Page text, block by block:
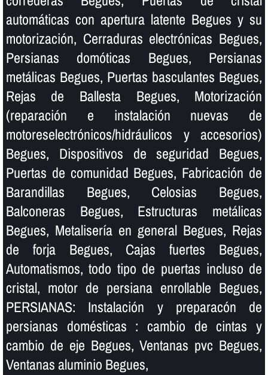
automáticas con apertura latente Begues y su
motorización, Cerraduras electrónicas Begues,
Persianas domóticas Begues, Persianas
metálicas Begues, Puertas basculantes Begues,
Rejas de Ballesta Begues, Motorización
(reparación e instalación nuevas de
motoreselectrónicos/hidráulicos y accesorios)
Begues, Dispositivos de seguridad Begues,
Puertas de comunidad Begues, Fabricación de
Barandillas Begues, Celosias Begues,
Balconeras Begues, Estructuras metálicas
Begues, Metaliserí­a en general Begues, Rejas
de forja Begues, Cajas fuertes Begues,
Automatismos, todo tipo de puertas incluso de
cristal, motor de persiana enrollable Begues,
PERSIANAS: Instalación y preparacón de
persianas domésticas : cambio de cintas y
cambio de eje Begues, Ventanas pvc Begues,
Ventanas aluminio Begues,